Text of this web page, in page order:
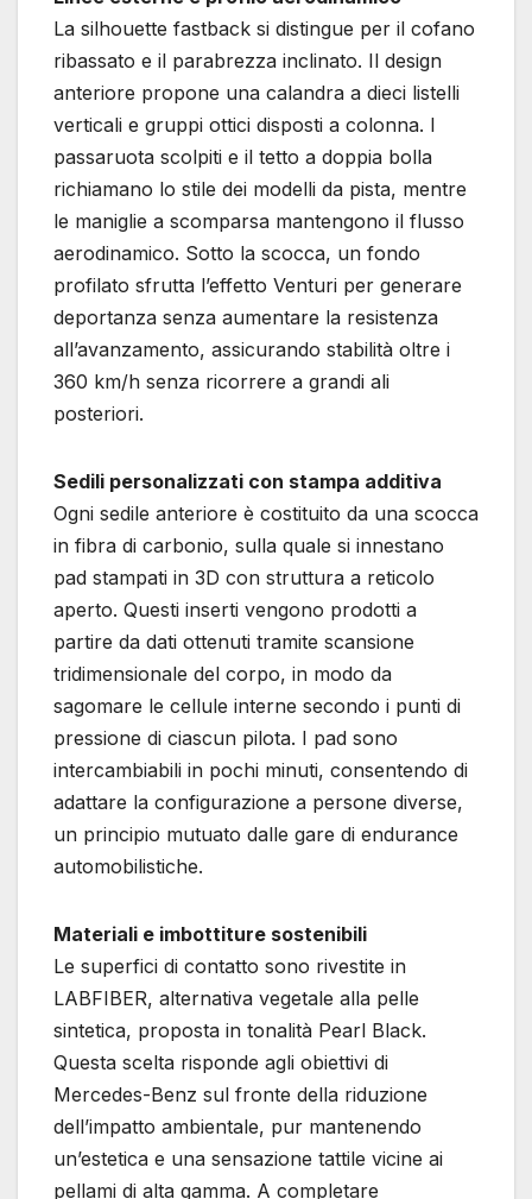
La silhouette fastback si distingue per il cofano
ribassato e il parabrezza inclinato. Il design
anteriore propone una calandra a dieci listelli
verticali e gruppi ottici disposti a colonna. I
passaruota scolpiti e il tetto a doppia bolla
richiamano lo stile dei modelli da pista, mentre
le maniglie a scomparsa mantengono il flusso
aerodinamico. Sotto la scocca, un fondo
profilato sfrutta l’effetto Venturi per generare
deportanza senza aumentare la resistenza
all’avanzamento, assicurando stabilità oltre i
360 km/h senza ricorrere a grandi ali
posteriori.
Sedili personalizzati con stampa additiva
Ogni sedile anteriore è costituito da una scocca
in fibra di carbonio, sulla quale si innestano
pad stampati in 3D con struttura a reticolo
aperto. Questi inserti vengono prodotti a
partire da dati ottenuti tramite scansione
tridimensionale del corpo, in modo da
sagomare le cellule interne secondo i punti di
pressione di ciascun pilota. I pad sono
intercambiabili in pochi minuti, consentendo di
adattare la configurazione a persone diverse,
un principio mutuato dalle gare di endurance
automobilistiche.
Materiali e imbottiture sostenibili
Le superfici di contatto sono rivestite in
LABFIBER, alternativa vegetale alla pelle
sintetica, proposta in tonalità Pearl Black.
Questa scelta risponde agli obiettivi di
Mercedes-Benz sul fronte della riduzione
dell’impatto ambientale, pur mantenendo
un’estetica e una sensazione tattile vicine ai
pellami di alta gamma. A completare